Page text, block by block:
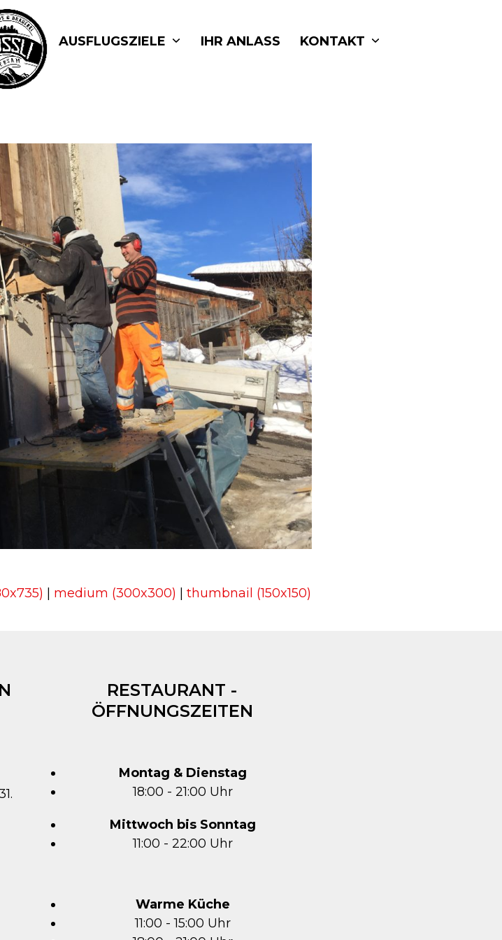
AUSFLUGSZIELE IHR ANLASS KONTAKT
medium (300x300) thumbnail (150x150)
RESTAURANT -
ÖFFNUNGSZEITEN
Montag & Dienstag
18:00 - 21:00 Uhr
Mittwoch bis Sonntag
11:00 - 22:00 Uhr
Warme Küche
11:00 - 15:00 Uhr